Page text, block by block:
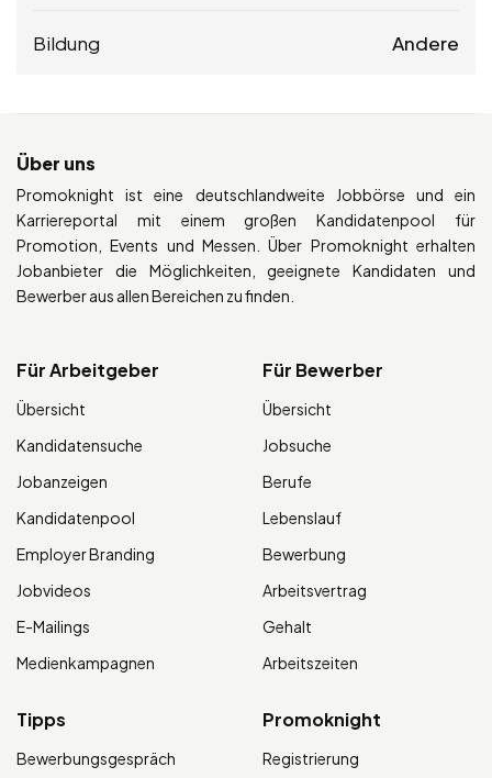
Bildung Andere
Über uns
Promoknight ist eine deutschlandweite Jobbörse und ein
Karriereportal mit einem großen Kandidatenpool für
Promotion, Events und Messen. Über Promoknight erhalten
Jobanbieter die Möglichkeiten, geeignete Kandidaten und
Bewerber aus allen Bereichen zu finden.
Für Arbeitgeber
Übersicht
Kandidatensuche
Jobanzeigen
Kandidatenpool
Employer Branding
Jobvideos
E-Mailings
Medienkampagnen
Für Bewerber
Übersicht
Jobsuche
Berufe
Lebenslauf
Bewerbung
Arbeitsvertrag
Gehalt
Arbeitszeiten
Tipps
Bewerbungsgespräch
Promoknight
Registrierung